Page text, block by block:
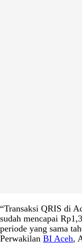
“Transaksi QRIS di
sudah mencapai
periode yang sama
Perwakilan BI Aceh,